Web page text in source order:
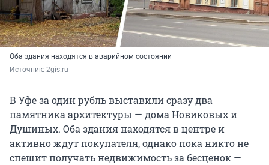
Оба здания находятся в аварийном состоянии
Источник: 2gis.ru
В Уфе за один рубль выставили сразу два
памятника архитектуры — дома Новиковых и
Душиных. Оба здания находятся в центре и
активно ждут покупателя, однако пока никто не
спешит получать недвижимость за бесценок —